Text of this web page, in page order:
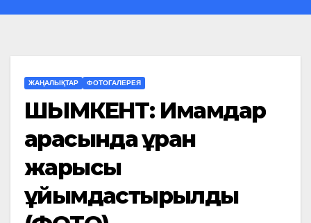
ЖАҢАЛЫҚТАР ФОТОГАЛЕРЕЯ
ШЫМКЕНТ: Имамдар
арасында Құран
жарысы
ұйымдастырылды